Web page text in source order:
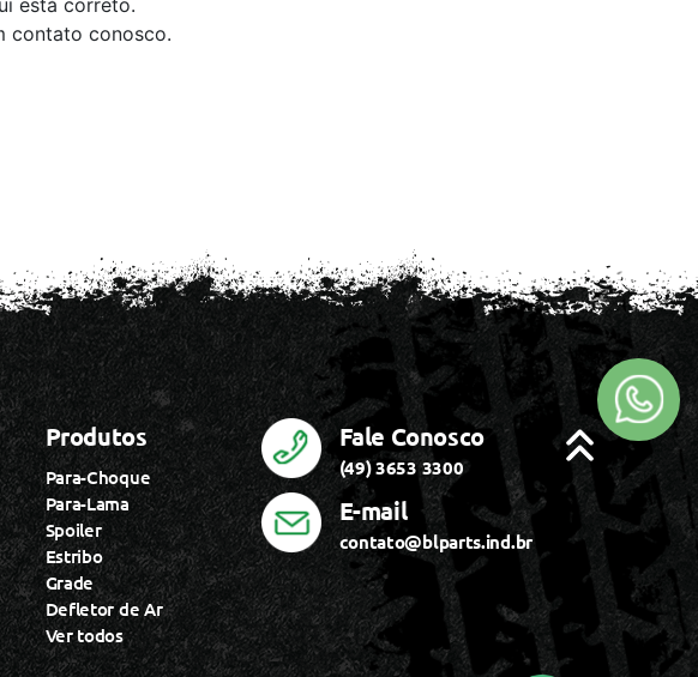
está correto.
contato conosco.
Produtos
Para-Choque
Para-Lama
Spoiler
Estribo
Grade
Defletor de Ar
Ver todos
Fale Conosco
(49) 3653 3300
E-mail
contato@blparts.ind.br